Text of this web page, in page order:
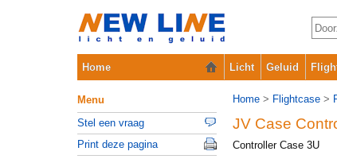
Home Licht Geluid
Home > Flightcase >
JV Case
Controller Case 3U
Menu
Stel een vraag
Print deze pagina